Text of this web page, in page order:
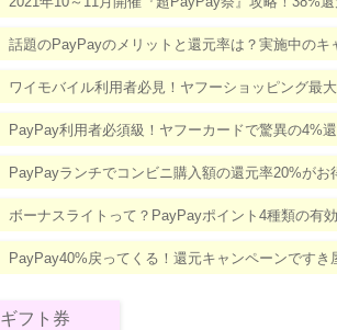
話題のPayPayのメリットと還元率は？実施中のキ
ワイモバイル利用者必見！ヤフーショッピング最
PayPay利用者必須級！ヤフーカードで驚異の4%
PayPayランチでコンビニ購入額の還元率20%がお
ボーナスライトって？PayPayポイント4種類の有
PayPay40%戻ってくる！還元キャンペーンですき
ギフト券